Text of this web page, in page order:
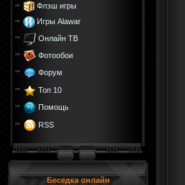
Флэш игры
Игры Alawar
Онлайн ТВ
Фотообои
Форум
Топ 10
Помощь
RSS
Беседка онлайн